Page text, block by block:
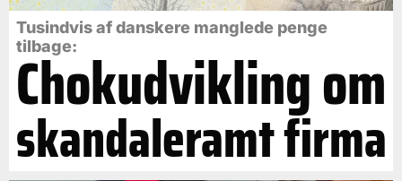
Tusindvis af danskere manglede penge
tilbage:
Chokudvikling om
skandaleramt firma